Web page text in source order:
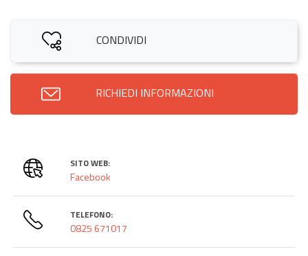
CONDIVIDI
RICHIEDI INFORMAZIONI
SITO WEB:
Facebook
TELEFONO:
0825 671017